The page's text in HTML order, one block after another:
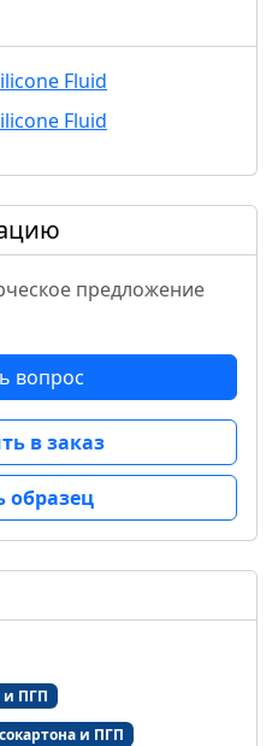
Fluid
Fluid
предложение
вопрос
в заказ
образец
и ПГП
и ПГП